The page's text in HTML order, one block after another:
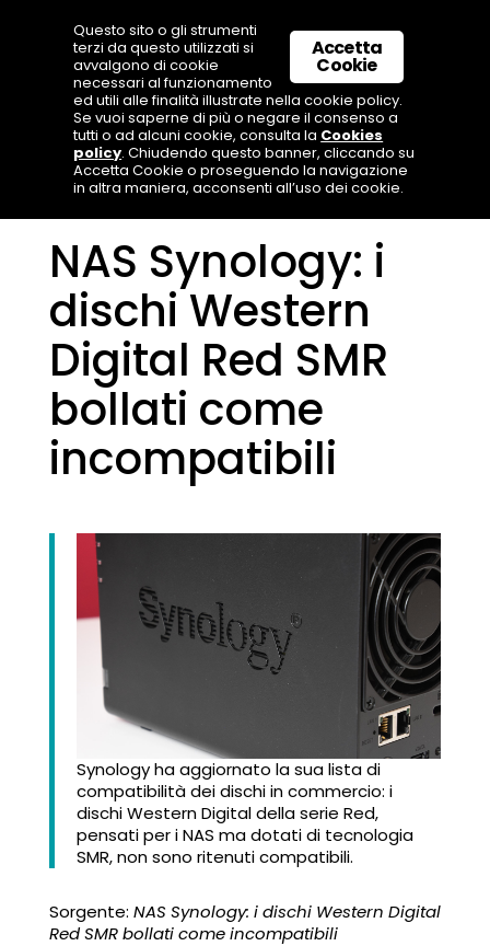
NAS Synology: i
dischi Western
Digital Red SMR
bollati come
incompatibili
Synology ha aggiornato la sua lista di
compatibilità dei dischi in commercio: i
dischi Western Digital della serie Red,
pensati per i NAS ma dotati di tecnologia
SMR, non sono ritenuti compatibili.
Sorgente: NAS Synology: i dischi Western Digital
Red SMR bollati come incompatibili
Accetta
Cookie
Questo sito o gli strumenti
terzi da questo utilizzati si
avvalgono di cookie
necessari al funzionamento
ed utili alle finalità illustrate nella cookie policy.
Se vuoi saperne di più o negare il consenso a
tutti o ad alcuni cookie, consulta la Cookies
policy. Chiudendo questo banner, cliccando su
Accetta Cookie o proseguendo la navigazione
in altra maniera, acconsenti all’uso dei cookie.